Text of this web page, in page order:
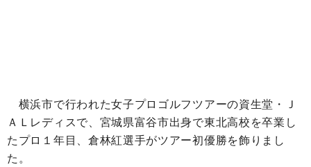
横浜市で行われた女子プロゴルフツアーの資生堂・Ｊ
ＡＬレディスで、宮城県富谷市出身で東北高校を卒業し
たプロ１年目、倉林紅選手がツアー初優勝を飾りまし
た。